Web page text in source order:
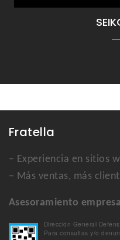
Fratella
– Experiencia en sitios
– Más ventas, más
Asesoramiento
Dirección General
Para consultas y/o